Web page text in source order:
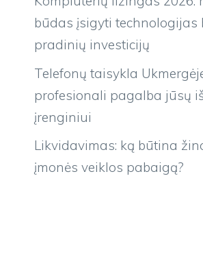
būdas įsigyti technologijas
pradinių investicijų
Telefonų taisykla
profesionali pagalba jūsų
įrenginiui
Likvidavimas: ką būtina
įmonės veiklos pabaigą?